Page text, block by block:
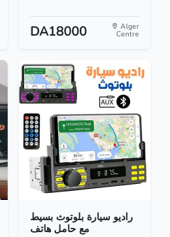
DA18000 Alger
Centre
راديو سيارة بلوتوث بسيط
مع حامل هاتف